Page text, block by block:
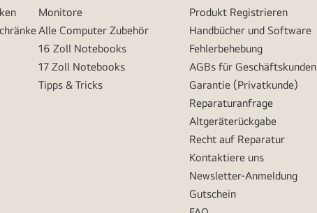
Monitore
Alle Computer Zubehör
16 Zoll Notebooks
17 Zoll Notebooks
Tipps & Tricks
Produkt Registrieren
Handbücher und Software
Fehlerbehebung
AGBs für Geschäftskunden
Garantie (Privatkunde)
Reparaturanfrage
Altgeräterückgabe
Recht auf Reparatur
Kontaktiere uns
Newsletter-Anmeldung
Gutschein